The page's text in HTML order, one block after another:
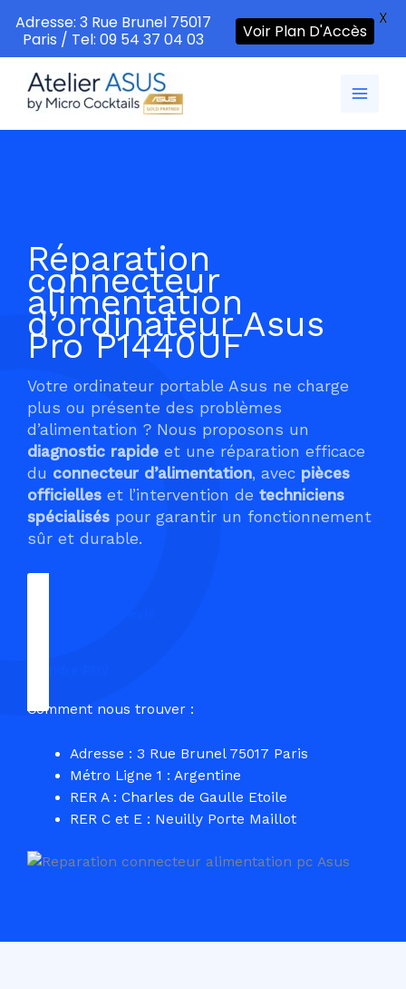
contenu
Réparation
connecteur
alimentation
d’ordinateur Asus
Pro P1440UF
Votre ordinateur portable Asus ne charge
plus ou présente des problèmes
d’alimentation ? Nous proposons un
diagnostic rapide et une réparation efficace
du connecteur d’alimentation, avec pièces
officielles et l’intervention de techniciens
spécialisés pour garantir un fonctionnement
sûr et durable.
Comment nous trouver :
Adresse : 3 Rue Brunel 75017 Paris
Métro Ligne 1 : Argentine
RER A : Charles de Gaulle Etoile
RER C et E : Neuilly Porte Maillot
Adresse: 3 Rue Brunel 75017
Paris / Tel: 09 54 37 04 03
Voir Plan D'Accès
X